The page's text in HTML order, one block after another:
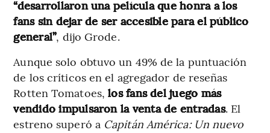
“desarrollaron una película que honra a los
fans sin dejar de ser accesible para el público
general”, dijo Grode.
Aunque solo obtuvo un 49% de la puntuación
de los críticos en el agregador de reseñas
Rotten Tomatoes,los fans del juego más
vendido impulsaron la venta de entradas. El
estreno superó a Capitán América: Un nuevo